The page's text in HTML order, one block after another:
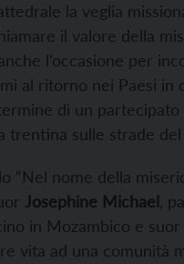
la veglia
il valore della
l’occasione per
al ritorno nei Paesi in
di un
trentina sulle strade
“Nel nome della
Josephine Michael ,
in Mozambico e suor
vita ad una comunità